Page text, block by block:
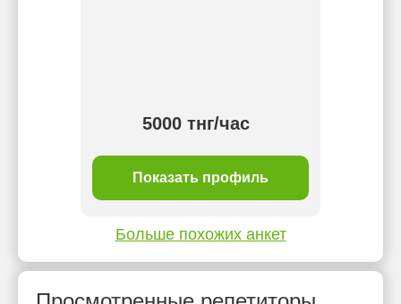
5000 тнг/час
Показать профиль
Больше похожих анкет